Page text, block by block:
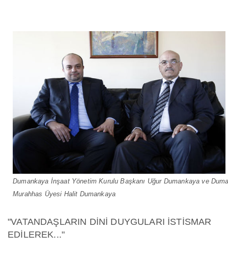
Dumankaya İnşaat Yönetim Kurulu Başkanı Uğur Dumankaya ve
Murahhas Üyesi Halit Dumankaya
"VATANDAŞLARIN DİNİ DUYGULARI İSTİSMAR
EDİLEREK..."